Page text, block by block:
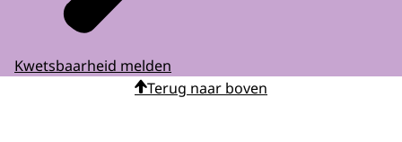
Kwetsbaarheid melden
Terug naar boven